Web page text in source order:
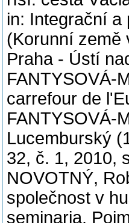
in: Integrační
(Korunní země
Praha - Ústí
FANTYSOVÁ-
carrefour de
FANTYSOVÁ-
Lucemburský
32, č. 1, 2010,
NOVOTNÝ,
společnost v
seminaria.